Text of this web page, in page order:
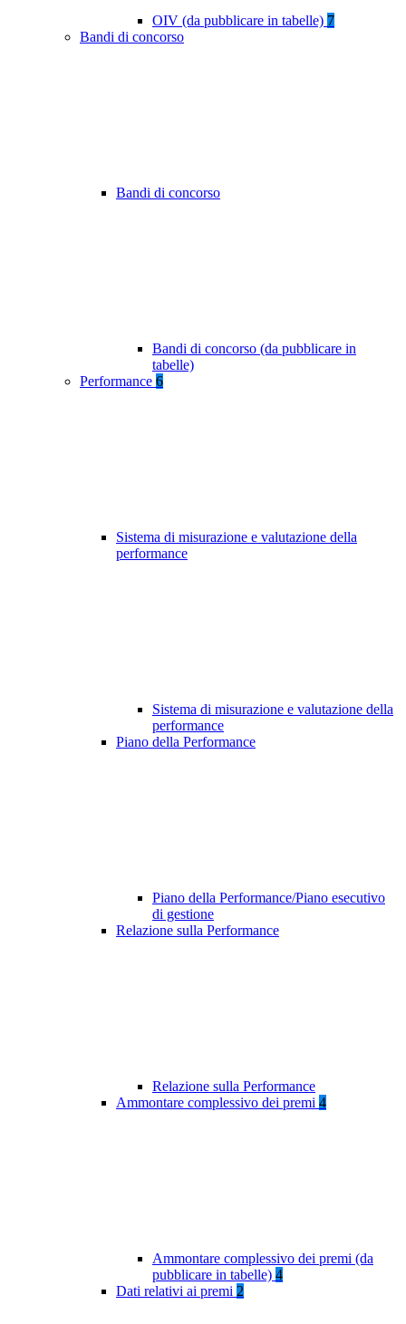
OIV (da pubblicare in tabelle) 7
Bandi di concorso
Bandi di concorso
Bandi di concorso (da pubblicare in
tabelle)
Performance 6
Sistema di misurazione e valutazione della
performance
Sistema di misurazione e valutazione della
performance
Piano della Performance
Piano della Performance/Piano esecutivo
di gestione
Relazione sulla Performance
Relazione sulla Performance
Ammontare complessivo dei premi 4
Ammontare complessivo dei premi (da
pubblicare in tabelle) 4
Dati relativi ai premi 2